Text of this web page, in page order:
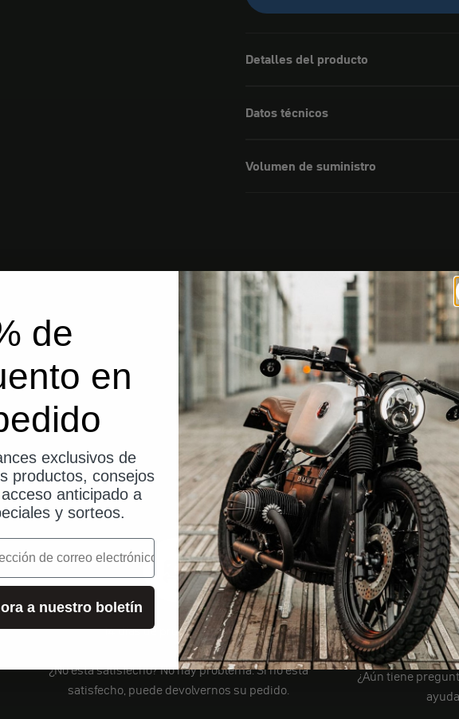
Detalles del producto
Datos técnicos
Volumen de suministro
14 días de prueba sin riesgo
¿No está satisfecho? No hay problema. Si no está
satisfecho, puede devolvernos su pedido.
¿Aún tiene
de
en
exclusivos de
productos, consejos
anticipado a
y sorteos.
a nuestro boletín